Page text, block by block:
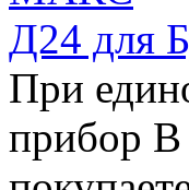
Д24 для
При
прибор